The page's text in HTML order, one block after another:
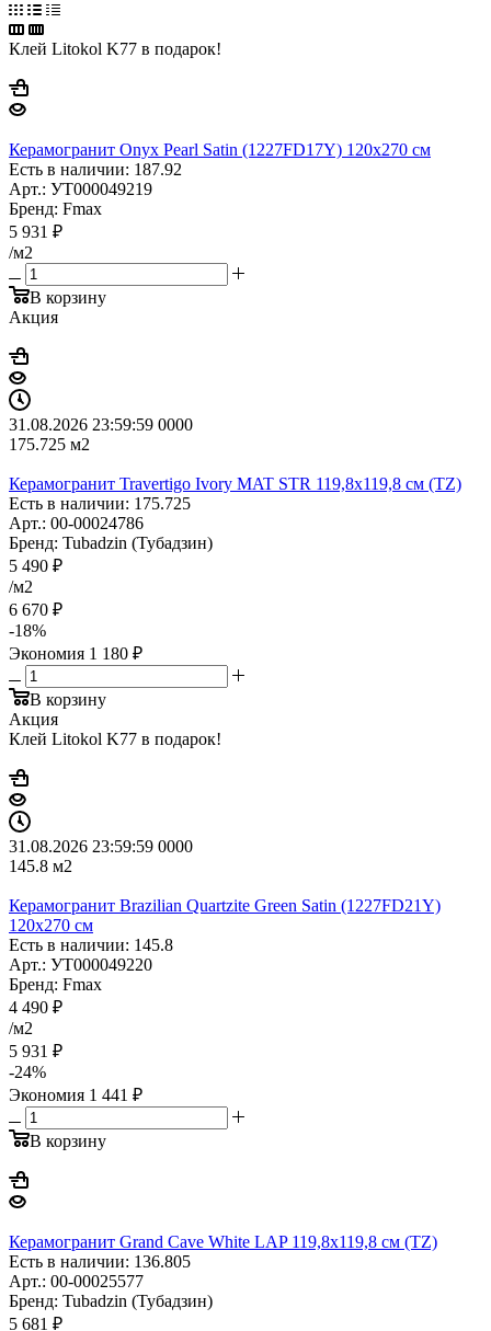
Клей Litokol K77 в подарок!
Керамогранит Onyx Pearl Satin (1227FD17Y) 120x270 см
Есть в наличии: 187.92
Арт.: УТ000049219
Бренд: Fmax
5 931 ₽
/м2
В корзину
Акция
31.08.2026 23:59:59 0000
175.725 м2
Керамогранит Travertigo Ivory MAT STR 119,8x119,8 см (TZ)
Есть в наличии: 175.725
Арт.: 00-00024786
Бренд: Tubadzin (Тубадзин)
5 490 ₽
/м2
6 670 ₽
-18%
Экономия 1 180 ₽
В корзину
Акция
Клей Litokol K77 в подарок!
31.08.2026 23:59:59 0000
145.8 м2
Керамогранит Brazilian Quartzite Green Satin (1227FD21Y)
120x270 см
Есть в наличии: 145.8
Арт.: УТ000049220
Бренд: Fmax
4 490 ₽
/м2
5 931 ₽
-24%
Экономия 1 441 ₽
В корзину
Керамогранит Grand Cave White LAP 119,8x119,8 см (TZ)
Есть в наличии: 136.805
Арт.: 00-00025577
Бренд: Tubadzin (Тубадзин)
5 681 ₽